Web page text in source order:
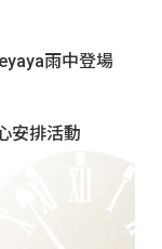
雨中登場
安排活動